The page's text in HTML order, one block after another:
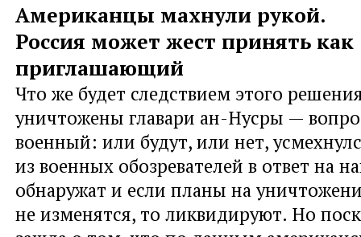
Американцы махнули рукой.
Россия может жест принять как
приглашающий
Что же будет следствием этого
уничтожены главари ан-Нусры —
военный: или будут, или нет,
из военных обозревателей в ответ на
обнаружат и если планы на
не изменятся, то ликвидируют. Но